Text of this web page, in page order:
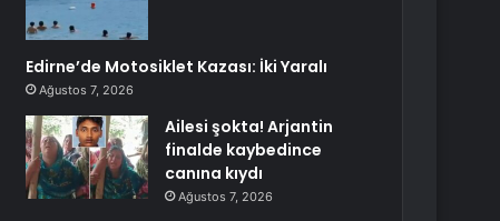
Edirne’de Motosiklet Kazası: İki Yaralı
Ağustos 7, 2026
Ailesi şokta! Arjantin
finalde kaybedince
canına kıydı
Ağustos 7, 2026